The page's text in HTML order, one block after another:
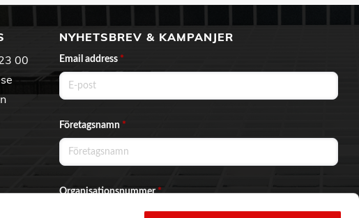
00
NYHETSBREV & KAMPANJER
Email address *
Företagsnamn *
Organisationsnummer*